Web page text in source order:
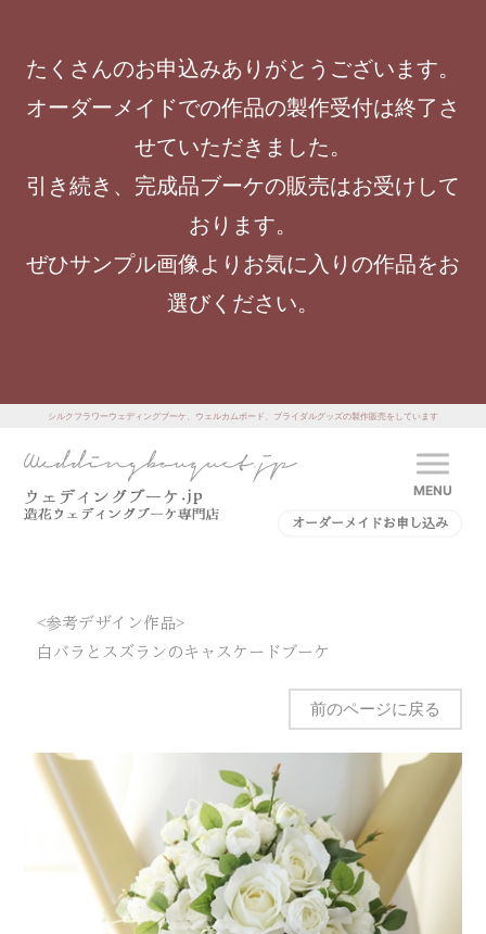
たくさんのお申込みありがとうございます。
オーダーメイドでの作品の製作受付は終了さ
せていただきました。
引き続き、完成品ブーケの販売はお受けして
おります。
ぜひサンプル画像よりお気に入りの作品をお
選びください。
シルクフラワーウェディングブーケ、ウェルカムボード、ブライダルグッズの製作販売をしています
MENU
オーダーメイドお申し込み
<参考デザイン作品>
白バラとスズランのキャスケードブーケ
前のページに戻る